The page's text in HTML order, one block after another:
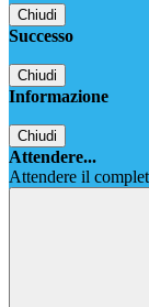
Chiudi
Successo
Chiudi
Informazione
Chiudi
Attendere...
Attendere il